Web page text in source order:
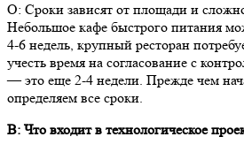
О: Сроки зависят от площади и
Небольшое кафе быстрого питания
4-6 недель, крупный ресторан
учесть время на согласование с
— это еще 2-4 недели. Прежде чем
определяем все сроки.
В: Что входит в технологическое